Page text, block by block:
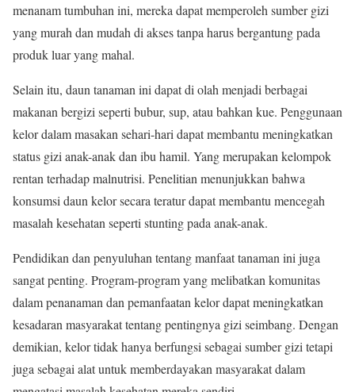
menanam tumbuhan ini, mereka dapat memperoleh sumber gizi
yang murah dan mudah di akses tanpa harus bergantung pada
produk luar yang mahal.
Selain itu, daun tanaman ini dapat di olah menjadi berbagai
makanan bergizi seperti bubur, sup, atau bahkan kue. Penggunaan
kelor dalam masakan sehari-hari dapat membantu meningkatkan
status gizi anak-anak dan ibu hamil. Yang merupakan kelompok
rentan terhadap malnutrisi. Penelitian menunjukkan bahwa
konsumsi daun kelor secara teratur dapat membantu mencegah
masalah kesehatan seperti stunting pada anak-anak.
Pendidikan dan penyuluhan tentang manfaat tanaman ini juga
sangat penting. Program-program yang melibatkan komunitas
dalam penanaman dan pemanfaatan kelor dapat meningkatkan
kesadaran masyarakat tentang pentingnya gizi seimbang. Dengan
demikian, kelor tidak hanya berfungsi sebagai sumber gizi tetapi
juga sebagai alat untuk memberdayakan masyarakat dalam